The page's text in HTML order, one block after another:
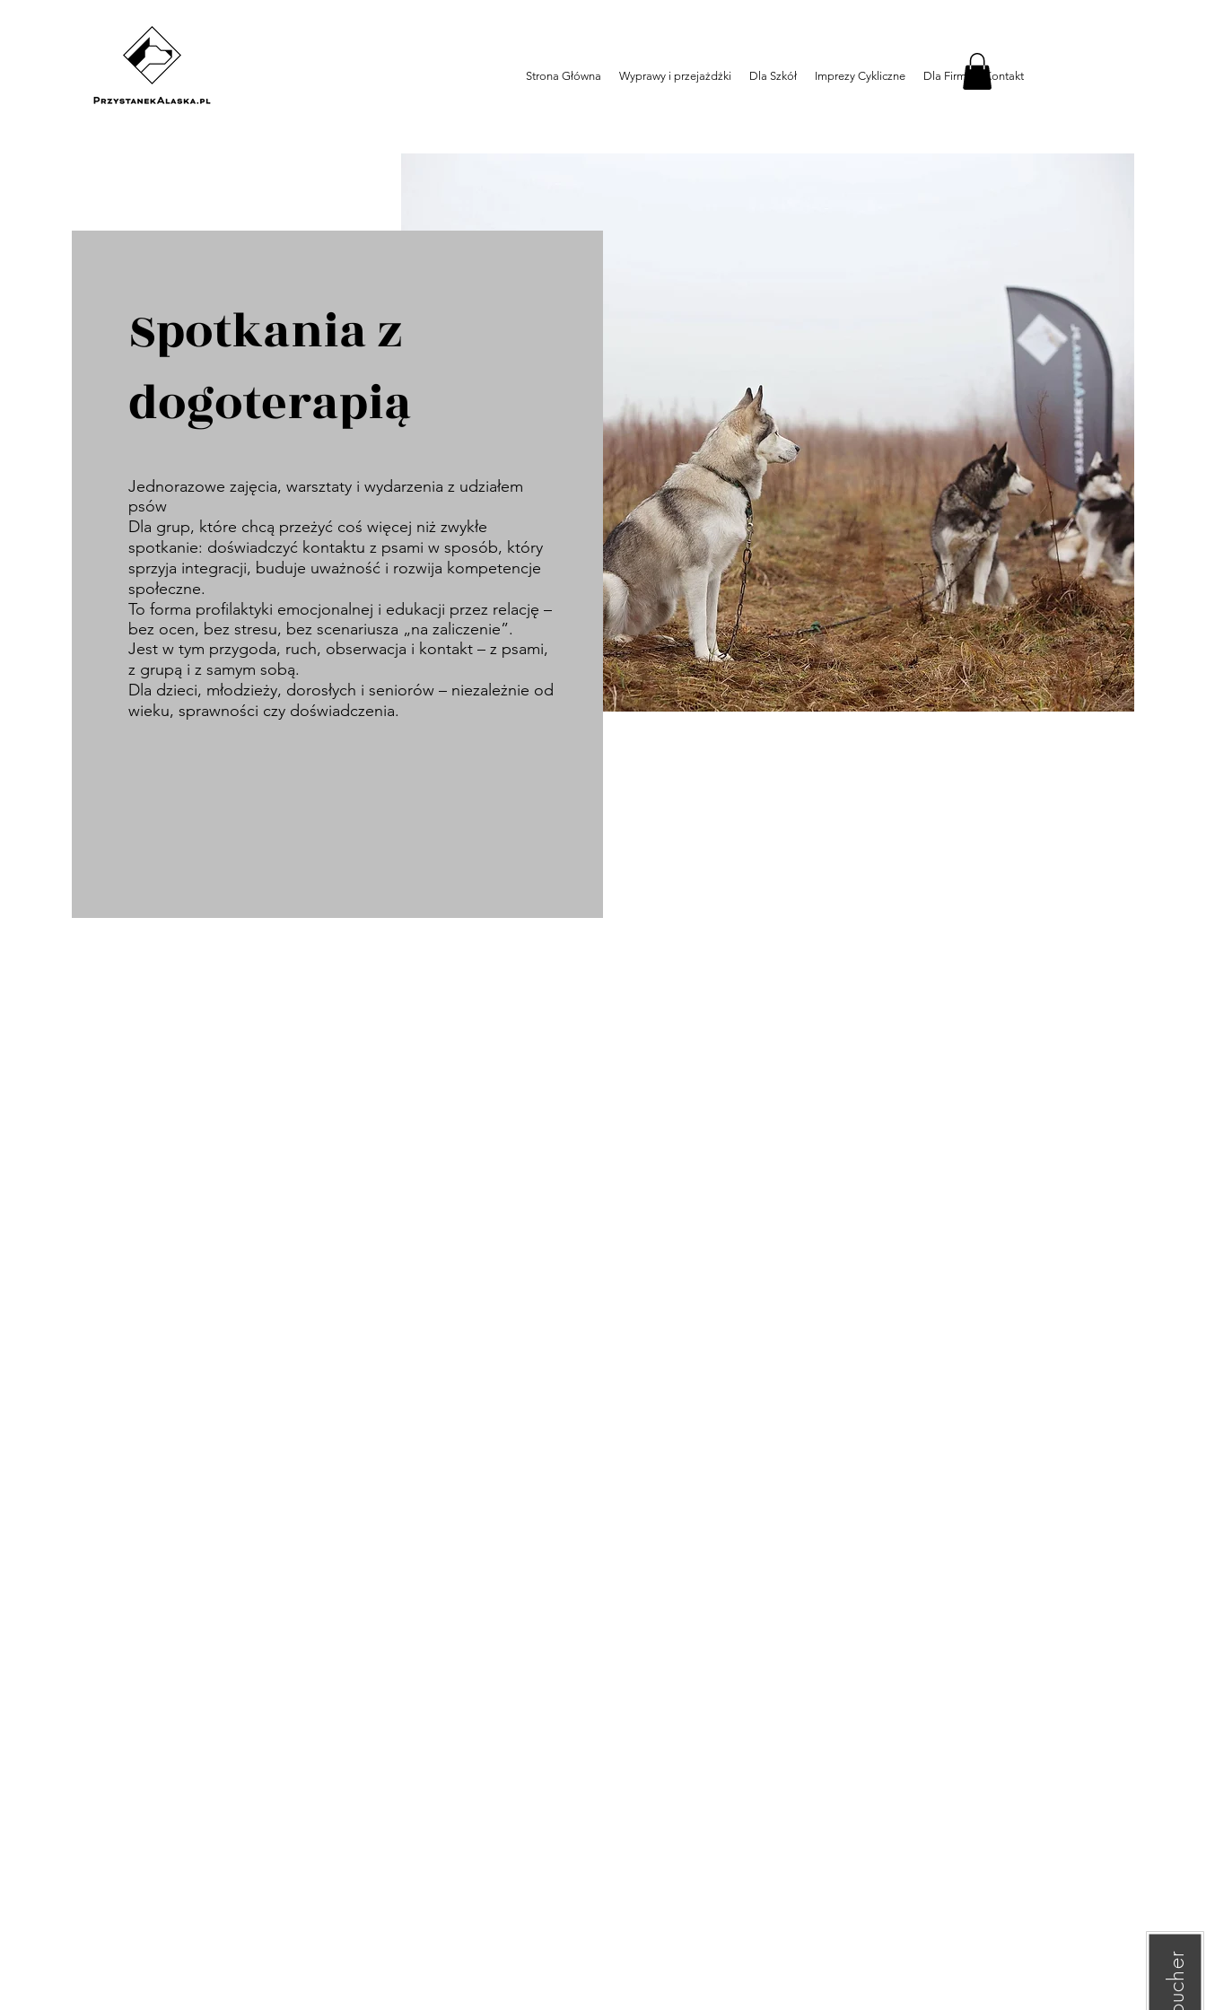
Strona Główna Wyprawy i przejażdżki Dla Szkół Imprezy Cykliczne Dla Firm Kontakt
Spotkania z
dogoterapią
Jednorazowe zajęcia, warsztaty i wydarzenia z udziałem
psów
Dla grup, które chcą przeżyć coś więcej niż zwykłe
spotkanie: doświadczyć kontaktu z psami w sposób, który
sprzyja integracji, buduje uważność i rozwija kompetencje
społeczne.
To forma profilaktyki emocjonalnej i edukacji przez relację –
bez ocen, bez stresu, bez scenariusza „na zaliczenie”.
Jest w tym przygoda, ruch, obserwacja i kontakt – z psami,
z grupą i z samym sobą.
Dla dzieci, młodzieży, dorosłych i seniorów – niezależnie od
wieku, sprawności czy doświadczenia.